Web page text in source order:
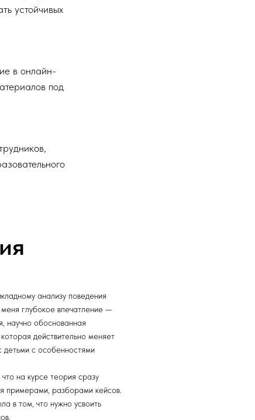
устойчивых
в онлайн-
под
анализу поведения
глубокое впечатление —
научно обоснованная
действительно меняет
детьми с особенностями
на курсе теория сразу
примерами, разборами кейсов.
в том, что нужно усвоить